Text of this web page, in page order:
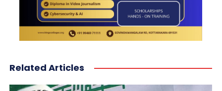
Related Articles